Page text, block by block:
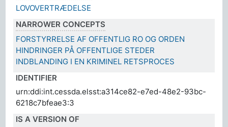
LOVOVERTRÆDELSE
NARROWER CONCEPTS
FORSTYRRELSE AF OFFENTLIG RO OG ORDEN
HINDRINGER PÅ OFFENTLIGE STEDER
INDBLANDING I EN KRIMINEL RETSPROCES
IDENTIFIER
urn:ddi:int.cessda.elsst:a314ce82-e7ed-48e2-93bc-
6218c7bfeae3:3
IS A VERSION OF